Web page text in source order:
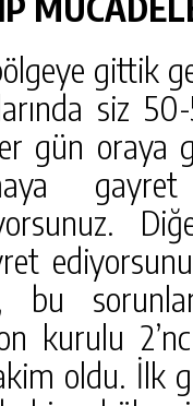
gittik
siz
gün oraya
bu
kurulu
oldu. İlk